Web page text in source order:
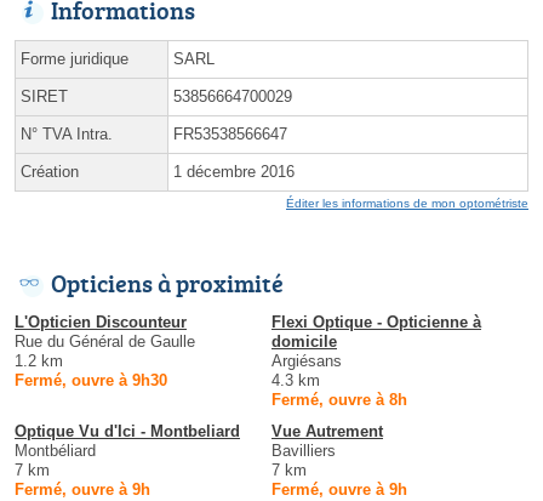
Informations
Forme juridique SARL
SIRET 53856664700029
N° TVA Intra. FR53538566647
Création 1 décembre 2016
Éditer les informations de mon optométriste
Opticiens à proximité
L'Opticien Discounteur
Rue du Général de Gaulle
1.2 km
Fermé, ouvre à 9h30
Flexi Optique - Opticienne à
domicile
Argiésans
4.3 km
Fermé, ouvre à 8h
Optique Vu d'Ici - Montbeliard
Montbéliard
7 km
Fermé, ouvre à 9h
Vue Autrement
Bavilliers
7 km
Fermé, ouvre à 9h